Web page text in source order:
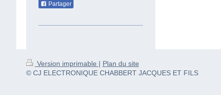
Partager
Version imprimable | Plan du site
© CJ ELECTRONIQUE CHABBERT JACQUES ET FILS